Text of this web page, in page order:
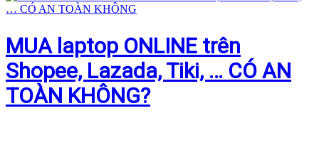
MUA laptop ONLINE trên
Shopee, Lazada, Tiki, … CÓ AN
TOÀN KHÔNG?